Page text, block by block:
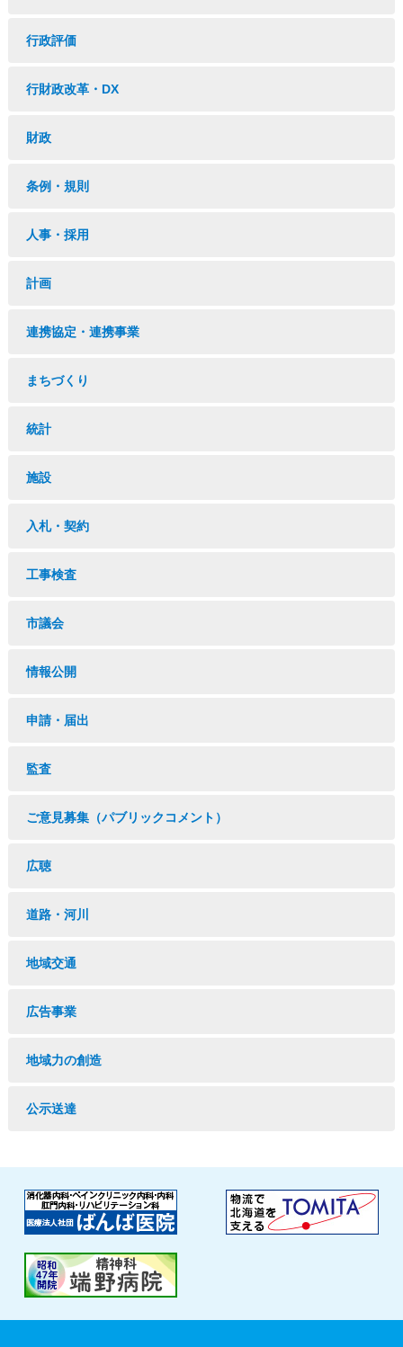
行政評価
行財政改革・DX
財政
条例・規則
人事・採用
計画
連携協定・連携事業
まちづくり
統計
施設
入札・契約
工事検査
市議会
情報公開
申請・届出
監査
ご意見募集（パブリックコメント）
広聴
道路・河川
地域交通
広告事業
地域力の創造
公示送達